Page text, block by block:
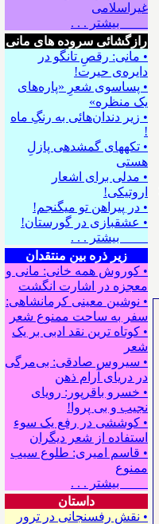
غیراسلامی
بیشتر . . .
رازگشائی سروده های مانی
• مانی: رقصِ تانگو در
دایره‌ی حیرت!
• پساسوی شعرِ «پاره‌های
یک منظره»
• زیر دندان‌هائی به رنگِ ماه
!
• تکه⁪های گمشده⁪ی پازلِ
هستی
• مدلی برای اشعار
اروتیکی!
• در پیراهن تو می⁪گنجم!
• عشقبازی در گورستان!
بیشتر . . .
زیر ذره بین منتقدان
• کوروش همه خانی: مانی و
معجزه در اشارت انگشت
• نوشین معینی کرمانشاهی:
سفر به ساحت ممنوع شعر
• کوتاه ترین نقد ادبی بر یک
شعر
• سیروس صادقی: بی‌مرگی
در دریای آرام ذهن
• خسرو باقرپور: ﺭوﻳﺎﻯ
ﻧﺠﻴﺐ ﻭ ﺑﻰ ﭘﺮﻭﺍ!
• کوششی در رفع یک سوء
استفاده از شعر دیگران
• قاسم امیری: طلوع سیب
ممنوع
بیشتر . . .
داستان
• نقش رفسنجانی در ترور